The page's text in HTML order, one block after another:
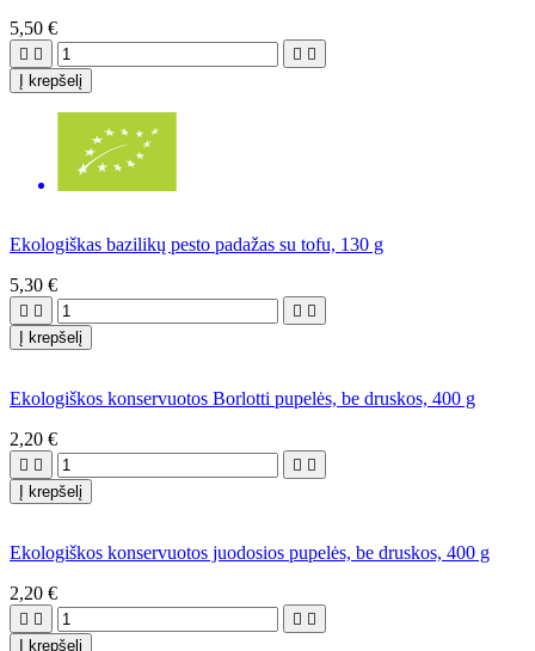
5,50 €
   
Į krepšelį
Ekologiškas bazilikų pesto padažas su tofu, 130 g
5,30 €
   
Į krepšelį
Ekologiškos konservuotos Borlotti pupelės, be druskos, 400 g
2,20 €
   
Į krepšelį
Ekologiškos konservuotos juodosios pupelės, be druskos, 400 g
2,20 €
   
Į krepšelį